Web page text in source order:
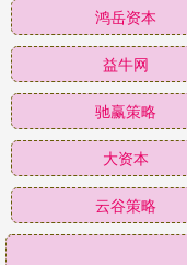
鸿岳资本
益牛网
驰赢策略
大资本
云谷策略